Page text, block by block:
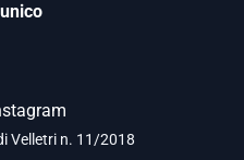
Velletri n. 11/2018